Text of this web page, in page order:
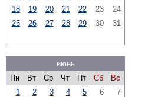
18
19 20 21 22 23
24
25
26 27 28 29 30 31
июнь
Пн
Вт Ср Чт Пт Сб
Вс
1
2 3 4 5 6
7